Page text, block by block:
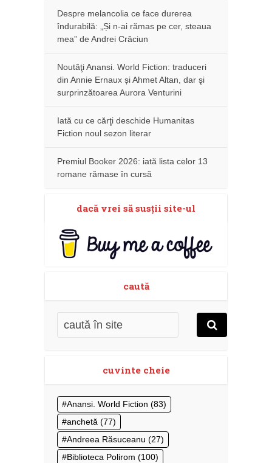
Despre melancolia ce face durerea
îndurabilă: „Și n-ai rămas pe cer, steaua
mea” de Andrei Crăciun
Noutăţi Anansi. World Fiction: traduceri
din Annie Ernaux și Ahmet Altan, dar şi
surprinzătoarea Aurora Venturini
Iată cu ce cărţi deschide Humanitas
Fiction noul sezon literar
Premiul Booker 2026: iată lista celor 13
romane rămase în cursă
dacă vrei să susţii site-ul
caută
cuvinte cheie
Anansi. World Fiction (83)
anchetă (77)
Andreea Răsuceanu (27)
Biblioteca Polirom (100)